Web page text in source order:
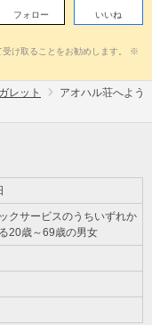
フォロー いいね
け取ることをお勧めします。 ※
レット
アオハル荘へよう
クサービスのうちいずれか
20歳～69歳の男女